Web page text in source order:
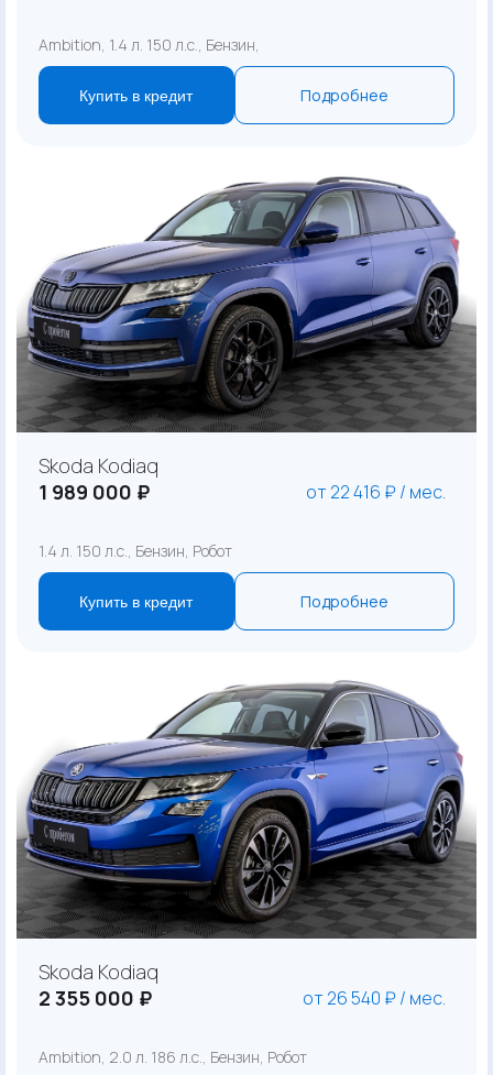
Ambition, 1.4 л. 150 л.с., Бензин,
Купить в кредит Подробнее
Skoda Kodiaq
1 989 000 ₽
от 22 416 ₽ / мес.
1.4 л. 150 л.с., Бензин, Робот
Купить в кредит Подробнее
Skoda Kodiaq
2 355 000 ₽
от 26 540 ₽ / мес.
Ambition, 2.0 л. 186 л.с., Бензин, Робот